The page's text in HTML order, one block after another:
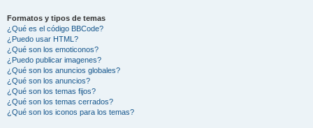
Formatos y tipos de temas
¿Qué es el código BBCode?
¿Puedo usar HTML?
¿Qué son los emoticonos?
¿Puedo publicar imagenes?
¿Qué son los anuncios globales?
¿Qué son los anuncios?
¿Qué son los temas fijos?
¿Qué son los temas cerrados?
¿Qué son los iconos para los temas?